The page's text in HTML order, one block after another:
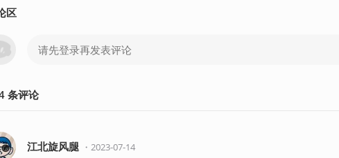
区
条评论
江北旋风腿 ・ 2023-07-14